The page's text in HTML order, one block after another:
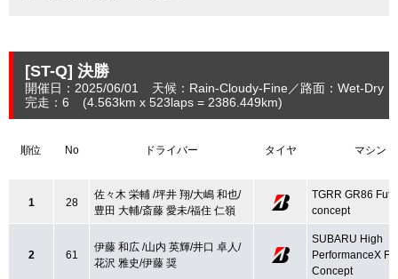
[ST-Q] 決勝
開催日：2025/06/01 天候：Rain-Cloudy-Fine 路面：Wet-Dry
完走：6
(4.563km x 523laps = 2386.449km)
順位 No ドライバー タイヤ マシン
1 28
佐々木 栄輔 /坪井 翔/大嶋 和也/
豊田 大輔/斎藤 愛未/福住 仁嶺
TGRR GR86
concept
2 61
伊藤 和広 /山内 英輝/井口 卓人/
花沢 雅史/伊藤 奨
SUBARU High
PerformanceX
Concept